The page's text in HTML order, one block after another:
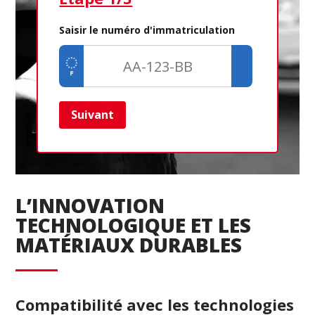
Saisir le numéro d'immatriculation
Suivant
L’INNOVATION
TECHNOLOGIQUE ET LES
MATÉRIAUX DURABLES
Compatibilité avec les technologies